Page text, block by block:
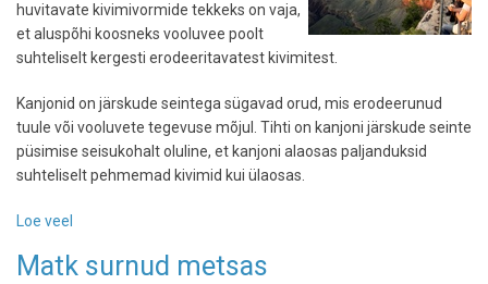
huvitavate kivimivormide tekkeks on vaja,
et aluspõhi koosneks vooluvee poolt
suhteliselt kergesti erodeeritavatest kivimitest.
Kanjonid on järskude seintega sügavad orud, mis erodeerunud
tuule või vooluvete tegevuse mõjul. Tihti on kanjoni järskude seinte
püsimise seisukohalt oluline, et kanjoni alaosas paljanduksid
suhteliselt pehmemad kivimid kui ülaosas.
Loe veel
Canyon
Matk surnud metsas